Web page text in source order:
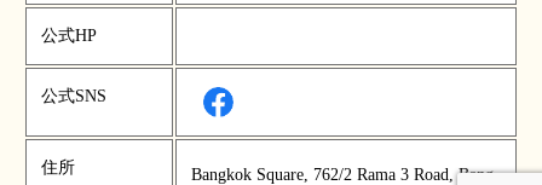
公式HP
公式SNS
住所
Bangkok Square, 762/2 Rama 3 Road, Bang